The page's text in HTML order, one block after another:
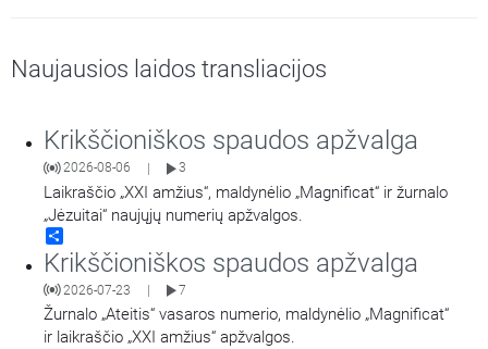
Naujausios laidos transliacijos
Krikščioniškos spaudos apžvalga
2026-08-06 3
Laikraščio „XXI amžius“, maldynėlio „Magnificat“ ir žurnalo
„Jėzuitai“ naujųjų numerių apžvalgos.
Krikščioniškos spaudos apžvalga
2026-07-23 7
Žurnalo „Ateitis“ vasaros numerio, maldynėlio „Magnificat“
ir laikraščio „XXI amžius“ apžvalgos.